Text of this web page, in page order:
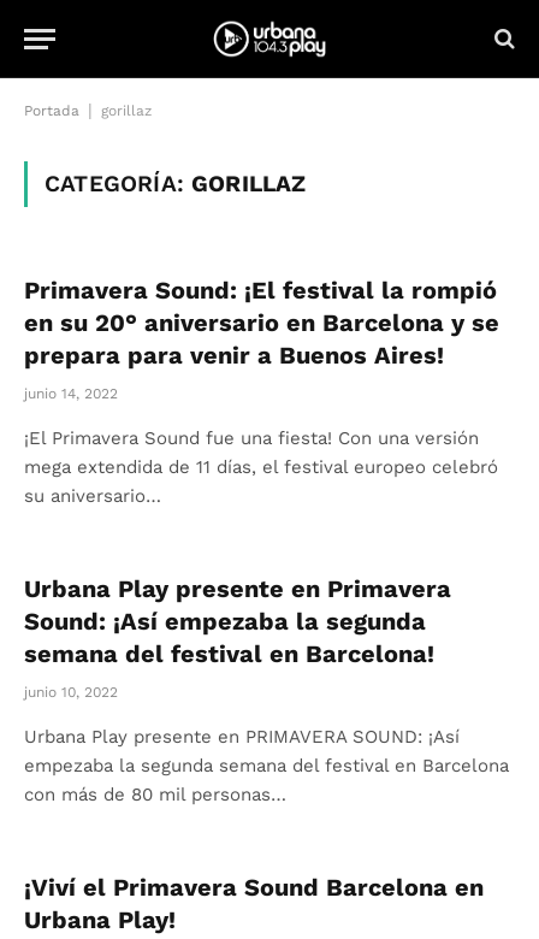
Portada gorillaz
CATEGORÍA:GORILLAZ
Primavera Sound: ¡El festival la rompió
en su 20° aniversario en Barcelona y se
prepara para venir a Buenos Aires!
junio 14, 2022
¡El Primavera Sound fue una fiesta! Con una versión
mega extendida de 11 días, el festival europeo celebró
su aniversario…
Urbana Play presente en Primavera
Sound: ¡Así empezaba la segunda
semana del festival en Barcelona!
junio 10, 2022
Urbana Play presente en PRIMAVERA SOUND: ¡Así
empezaba la segunda semana del festival en Barcelona
con más de 80 mil personas…
¡Viví el Primavera Sound Barcelona en
Urbana Play!